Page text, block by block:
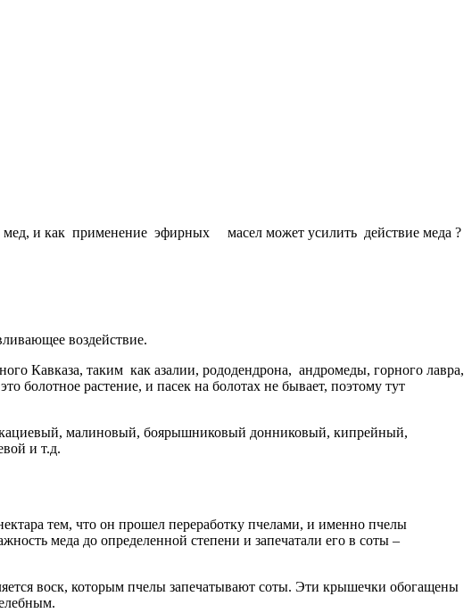
и как применение эфирных масел может усилить действие меда ?
воздействие.
Кавказа, таким как азалии, рододендрона, андромеды, горного лавра,
болотное растение, и пасек на болотах не бывает, поэтому тут
малиновый, боярышниковый донниковый, кипрейный,
и т.д.
тем, что он прошел переработку пчелами, и именно пчелы
меда до определенной степени и запечатали его в соты –
воск, которым пчелы запечатывают соты. Эти крышечки обогащены